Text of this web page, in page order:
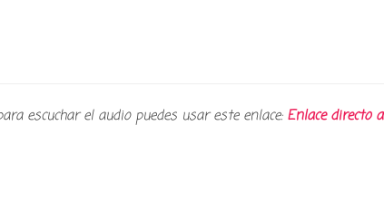
escuchar el audio puedes usar este enlace: Enlace directo a